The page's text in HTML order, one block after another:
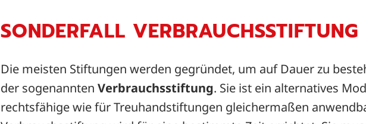
SONDERFALL VERBRAUCHSSTIFTUNG
Die meisten Stiftungen werden gegründet, um auf Dauer zu
der sogenannten Verbrauchsstiftung. Sie ist ein alternatives
rechtsfähige wie für Treuhandstiftungen gleichermaßen